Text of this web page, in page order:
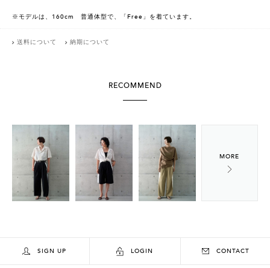
※モデルは、160cm 普通体型で、「Free」を着ています。
送料について 納期について
RECOMMEND
SIGN UP LOGIN CONTACT